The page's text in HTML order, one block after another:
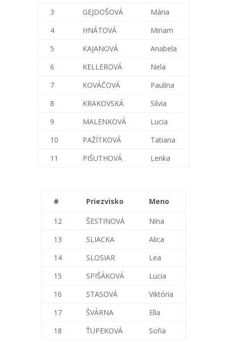
3
GEJDOŠOVÁ
Mária
4
HNÁTOVÁ
Miriam
5
KAJANOVÁ
Anabela
6
KELLEROVÁ
Nela
7
KOVÁČOVÁ
Paulína
8
KRAKOVSKÁ
Silvia
9
MALENKOVÁ
Lucia
10
PAŽÍTKOVÁ
Tatiana
11
PIŠUTHOVÁ Lenka
# Priezvisko Meno
12 ŠESTINOVÁ
Nina
13
SLIACKA
Alica
14
SLOSIAR
Lea
15
SPIŠÁKOVÁ
Lucia
16
STASOVÁ
Viktória
17
ŠVÁRNA
Ella
18
ŤUPEKOVÁ
Sofia